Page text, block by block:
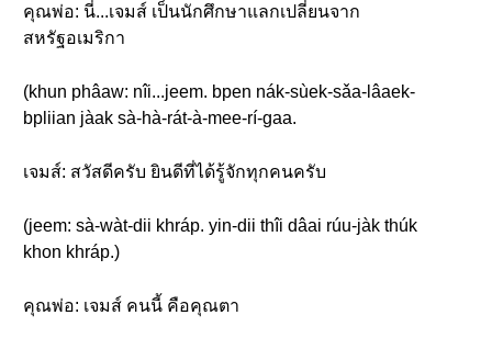
คุณพ่อ: นี่...เจมส์ เป็นนักศึกษาแลกเปลี่ยนจาก
สหรัฐอเมริกา
(khun phâaw: nîi...jeem. bpen nák-sùek-sǎa-lâaek-
bpliian jàak sà-hà-rát-à-mee-rí-gaa.
เจมส์: สวัสดีครับ ยินดีที่ได้รู้จักทุกคนครับ
(jeem: sà-wàt-dii khráp. yin-dii thîi dâai rúu-jàk thúk
khon khráp.)
คุณพ่อ: เจมส์ คนนี้ คือคุณตา